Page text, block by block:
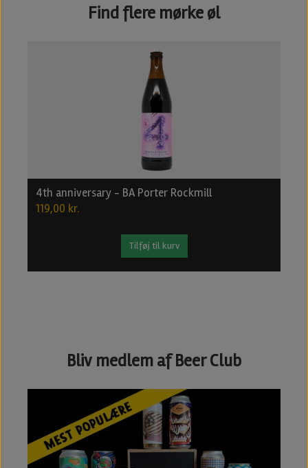
Find flere mørke øl
4th anniversary - BA Porter Rockmill
119,00 kr.
Tilføj til kurv
Bliv medlem af Beer Club